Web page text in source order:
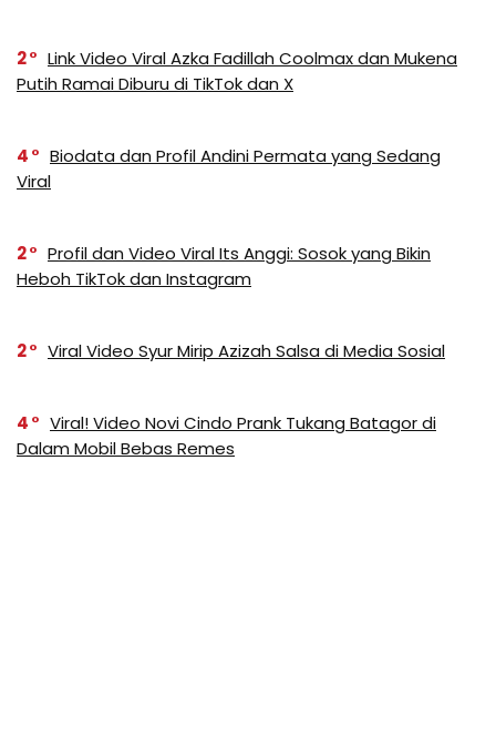
2
Link Video Viral Azka Fadillah Coolmax dan Mukena
Putih Ramai Diburu di TikTok dan X
4
Biodata dan Profil Andini Permata yang Sedang
Viral
2
Profil dan Video Viral Its Anggi: Sosok yang Bikin
Heboh TikTok dan Instagram
2 Viral Video Syur Mirip Azizah Salsa di Media Sosial
4
Viral! Video Novi Cindo Prank Tukang Batagor di
Dalam Mobil Bebas Remes